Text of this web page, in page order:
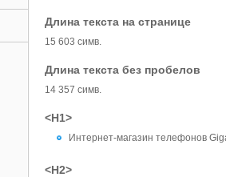
Длина текста на странице
15 603 симв.
Длина текста без пробелов
14 357 симв.
<H1>
Интернет-магазин телефонов
<H2>